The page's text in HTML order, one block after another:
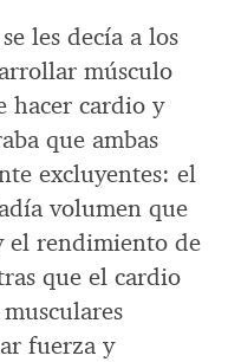
les decía a los
músculo
hacer cardio y
que ambas
excluyentes: el
volumen que
el rendimiento de
que el cardio
fuerza y